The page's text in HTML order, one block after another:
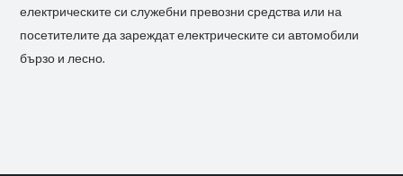
електрическите си служебни превозни средства или на
посетителите да зареждат електрическите си автомобили
бързо и лесно.